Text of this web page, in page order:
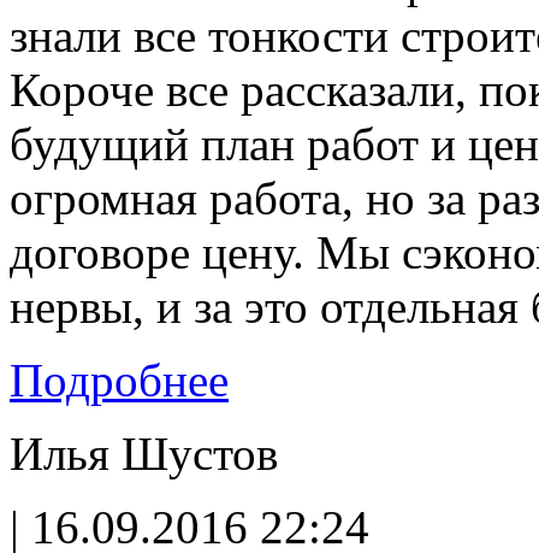
знали все тонкости
Короче все рассказали,
будущий план работ и
огромная работа, но за
договоре цену. Мы
нервы, и за это отдельная
Подробнее
Илья Шустов
| 16.09.2016 22:24